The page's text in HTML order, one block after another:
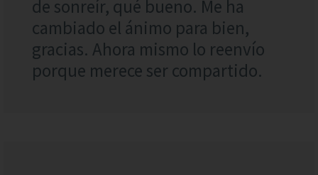
de sonreír, qué bueno. Me ha
cambiado el ánimo para bien,
gracias. Ahora mismo lo reenvío
porque merece ser compartido.